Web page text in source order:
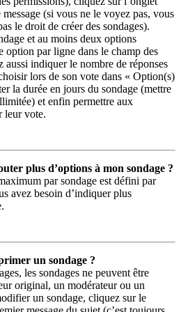
message (si vous ne le voyez pas, vous
le droit de créer des sondages).
et au moins deux options
option par ligne dans le champ des
aussi indiquer le nombre de réponses
lors de son vote dans « Option(s)
la durée en jours du sondage (mettre
et enfin permettre aux
leur vote.
plus d’options à mon sondage ?
par sondage est défini par
avez besoin d’indiquer plus
un sondage ?
les sondages ne peuvent être
original, un modérateur ou un
un sondage, cliquez sur le